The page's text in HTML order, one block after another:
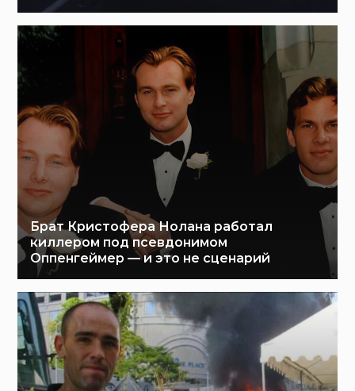
Брат Кристофера Нолана работал
киллером под псевдонимом
Оппенгеймер — и это не сценарий